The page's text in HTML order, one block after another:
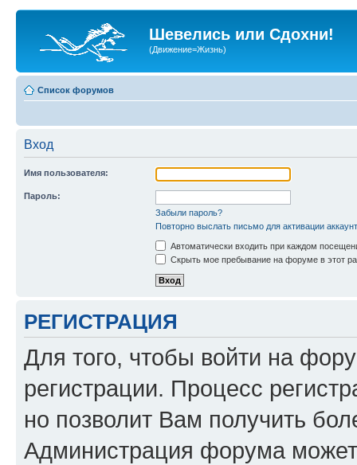
Шевелись или Сдохни!
(Движение=Жизнь)
Список форумов
Вход
Имя пользователя:
Пароль:
Забыли пароль?
Повторно выслать письмо для активации
Автоматически входить при каждом
Скрыть мое пребывание на форуме в этот
РЕГИСТРАЦИЯ
Для того, чтобы войти на
регистрации. Процесс
но позволит Вам получить
Администрация форума может